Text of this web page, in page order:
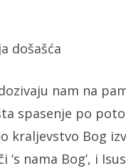
došašća
nam na
spasenje po
kraljevstvo Bog
‘s nama Bog’, i